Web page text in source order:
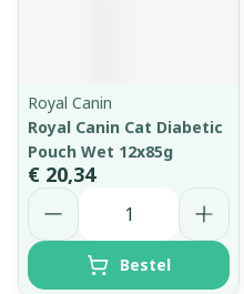
Royal Canin
Royal Canin Cat Diabetic
Pouch Wet 12x85g
€ 20,34
Aantal
Bestel